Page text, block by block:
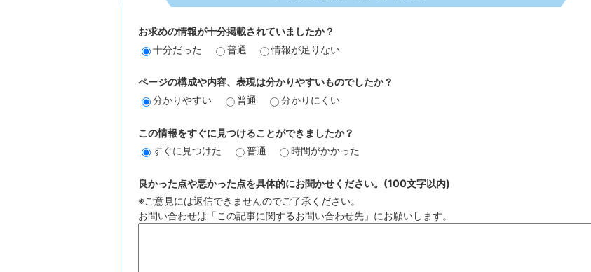
お求めの情報が十分掲載されていましたか？
十分だった
普通 情報が足りない
ページの構成や内容、表現は分かりやすいものでしたか？
分かりやすい
普通 分かりにくい
この情報をすぐに見つけることができましたか？
すぐに見つけた
普通 時間がかかった
良かった点や悪かった点を具体的にお聞かせください。(100文字以内)
※ご意見には返信できませんのでご了承ください。
お問い合わせは「この記事に関するお問い合わせ先」にお願いします。